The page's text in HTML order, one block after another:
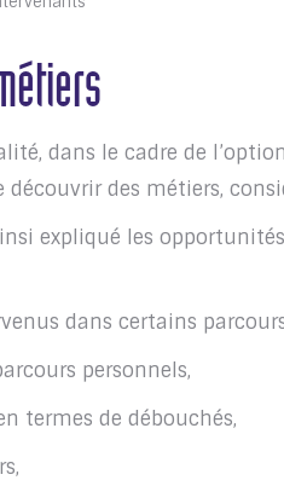
dans le cadre de
des métiers,
expliqué les
dans certains
personnels,
termes de débouchés,